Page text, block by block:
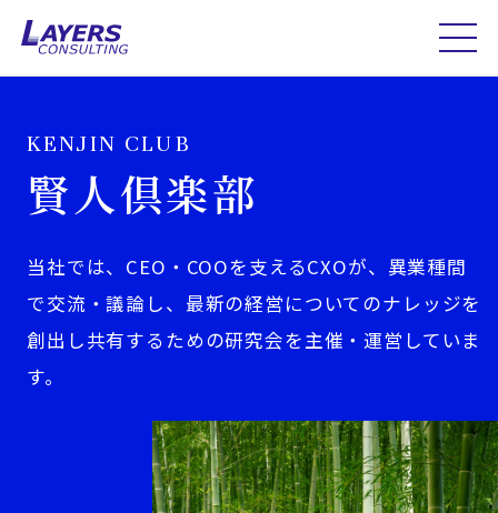
KENJIN CLUB
賢人倶楽部
当社では、CEO・COOを支えるCXOが、異業種間
で交流・議論し、最新の経営についてのナレッジを
創出し共有するための研究会を主催・運営していま
す。